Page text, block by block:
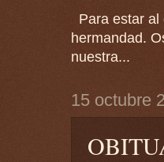
Para estar al
hermandad.
nuestra...
15 octubre